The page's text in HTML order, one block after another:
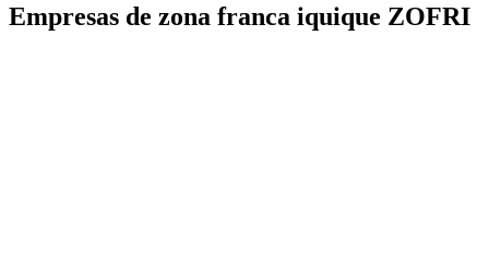
Empresas de zona franca iquique ZOFRI